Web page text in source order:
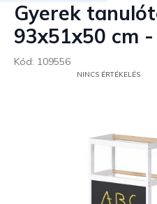
Gyerek
93x51x50 cm
Kód: 109556
NINCS ÉRTÉKELÉS